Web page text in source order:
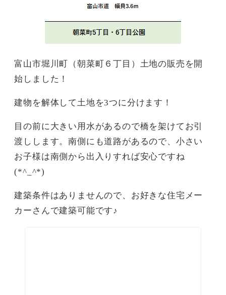
富山市堀川町（朝菜町６丁目）土地の販売を開
始しました！
建物を解体して土地を3つに分けます！
目の前に大きい用水があるので橋を架けてお引
渡しします。南側にも道路があるので、小さい
お子様は南側から出入りすれば安心ですね
(*^_^*)
建築条件はありませんので、お好きな住宅メー
カーさんで建築可能です♪